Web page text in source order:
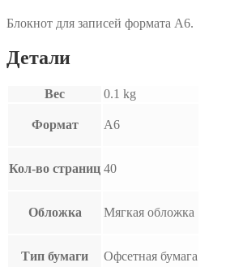
Блокнот для записей формата А6.
Детали
Вес 0.1 kg
Формат А6
Кол-во страниц 40
Обложка Мягкая обложка
Тип бумаги Офсетная бумага